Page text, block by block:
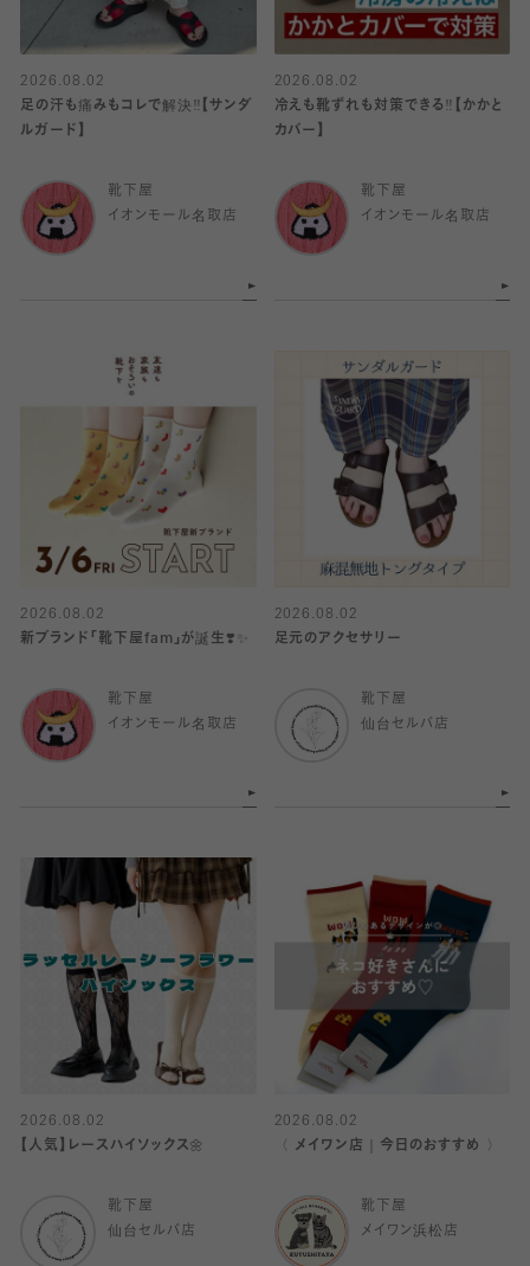
2026.08.02
足の汗も痛みもコレで解決‼️【サンダ
ルガード】
靴下屋
イオンモール名取店
2026.08.02
冷えも靴ずれも対策できる‼️【かかと
カバー】
靴下屋
イオンモール名取店
2026.08.02
新ブランド「靴下屋fam」が誕生❣️✨
靴下屋
イオンモール名取店
2026.08.02
足元のアクセサリー
靴下屋
仙台セルバ店
2026.08.02
【人気】レースハイソックス🌼
靴下屋
仙台セルバ店
2026.08.02
〈 メイワン店｜今日のおすすめ 〉
靴下屋
メイワン浜松店